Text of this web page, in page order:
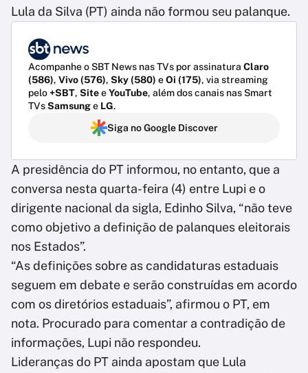
Lula da Silva (PT) ainda não formou seu palanque.
Acompanhe o SBT News nas TVs por assinatura Claro
(586), Vivo (576), Sky (580) eOi (175), via streaming
pelo+SBT, SiteeYouTube, além dos canais nas Smart
TVsSamsunge LG.
Siga no Google Discover
A presidência do PT informou, no entanto, que a
conversa nesta quarta-feira (4) entre Lupi e o
dirigente nacional da sigla, Edinho Silva, “não teve
como objetivo a definição de palanques eleitorais
nos Estados”.
“As definições sobre as candidaturas estaduais
seguem em debate e serão construídas em acordo
com os diretórios estaduais”, afirmou o PT, em
nota. Procurado para comentar a contradição de
informações, Lupi não respondeu.
Lideranças do PT ainda apostam que Lula